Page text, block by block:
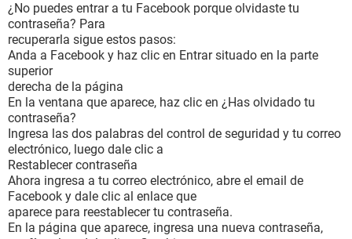
¿No puedes entrar a tu Facebook porque olvidaste tu
contraseña? Para
recuperarla sigue estos pasos:
Anda a Facebook y haz clic en Entrar situado en la parte
superior
derecha de la página
En la ventana que aparece, haz clic en ¿Has olvidado tu
contraseña?
Ingresa las dos palabras del control de seguridad y tu correo
electrónico, luego dale clic a
Restablecer contraseña
Ahora ingresa a tu correo electrónico, abre el email de
Facebook y dale clic al enlace que
aparece para reestablecer tu contraseña.
En la página que aparece, ingresa una nueva contraseña,